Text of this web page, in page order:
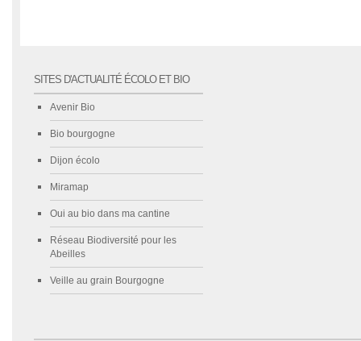
SITES D'ACTUALITÉ ÉCOLO ET BIO
Avenir Bio
Bio bourgogne
Dijon écolo
Miramap
Oui au bio dans ma cantine
Réseau Biodiversité pour les
Abeilles
Veille au grain Bourgogne